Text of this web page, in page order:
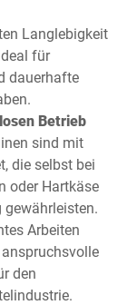
Langlebigkeit
für
dauerhafte
Betrieb
sind mit
die selbst bei
oder Hartkäse
Arbeiten
den